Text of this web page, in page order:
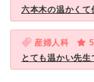
六本木の温かくて
産婦人科
とても温かい先生